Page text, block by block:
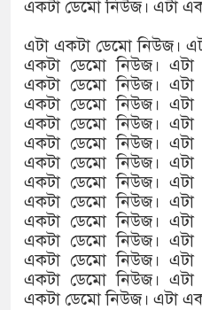
একটা ডেমো নিউজ। এটা
এটা একটা ডেমো নিউজ।
একটা ডেমো নিউজ।
একটা ডেমো নিউজ।
একটা ডেমো নিউজ।
একটা ডেমো নিউজ।
একটা ডেমো নিউজ।
একটা ডেমো নিউজ।
একটা ডেমো নিউজ।
একটা ডেমো নিউজ।
একটা ডেমো নিউজ।
একটা ডেমো নিউজ।
একটা ডেমো নিউজ।
একটা ডেমো নিউজ।
একটা ডেমো নিউজ। এটা